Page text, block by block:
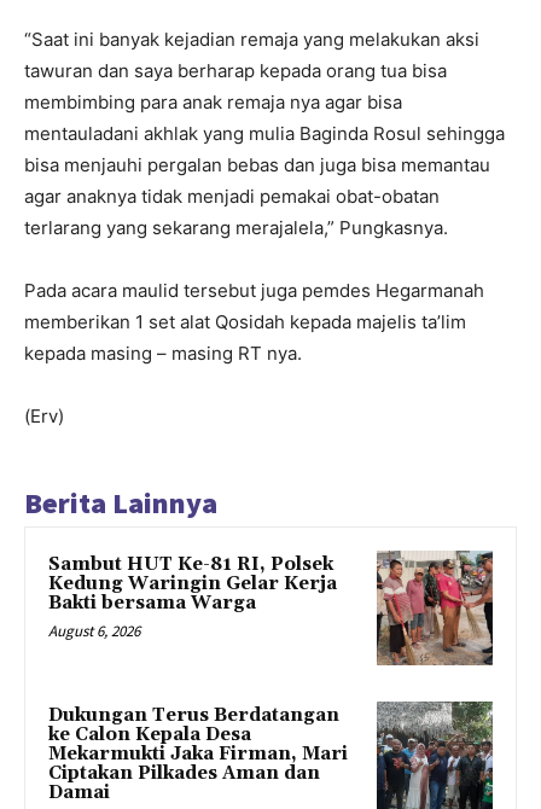
“Saat ini banyak kejadian remaja yang melakukan aksi
tawuran dan saya berharap kepada orang tua bisa
membimbing para anak remaja nya agar bisa
mentauladani akhlak yang mulia Baginda Rosul sehingga
bisa menjauhi pergalan bebas dan juga bisa memantau
agar anaknya tidak menjadi pemakai obat-obatan
terlarang yang sekarang merajalela,” Pungkasnya.
Pada acara maulid tersebut juga pemdes Hegarmanah
memberikan 1 set alat Qosidah kepada majelis ta’lim
kepada masing – masing RT nya.
(Erv)
Berita Lainnya
Sambut HUT Ke-81 RI, Polsek
Kedung Waringin Gelar Kerja
Bakti bersama Warga
August 6, 2026
Dukungan Terus Berdatangan
ke Calon Kepala Desa
Mekarmukti Jaka Firman, Mari
Ciptakan Pilkades Aman dan
Damai